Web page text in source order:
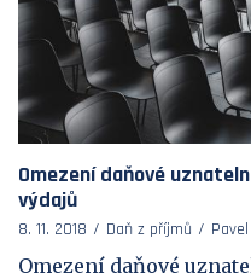
Omezení daňové
výdajů
8. 11. 2018 Daň z příjmů
Omezení daňové